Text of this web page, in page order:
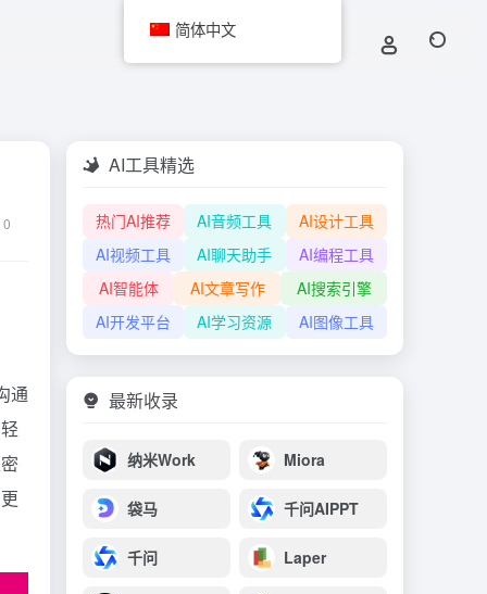
0
通
AI工具精选
热门AI推荐 AI音频工具
AI设计工具
AI视频工具
AI聊天助手
AI编程工具
AI智能体
AI文章写作
AI搜索引擎
AI开发平台
AI学习资源 AI图像工具
最新收录
纳米Work Miora
袋马 千问AIPPT
千问 Laper
简体中文